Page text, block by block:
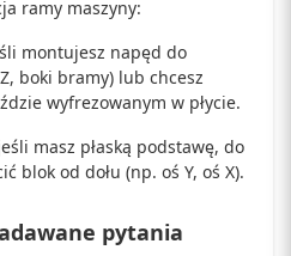
ramy maszyny:
montujesz napęd do
boki bramy) lub chcesz
wyfrezowanym w płycie.
masz płaską podstawę, do
blok od dołu (np. oś Y, oś X).
pytania